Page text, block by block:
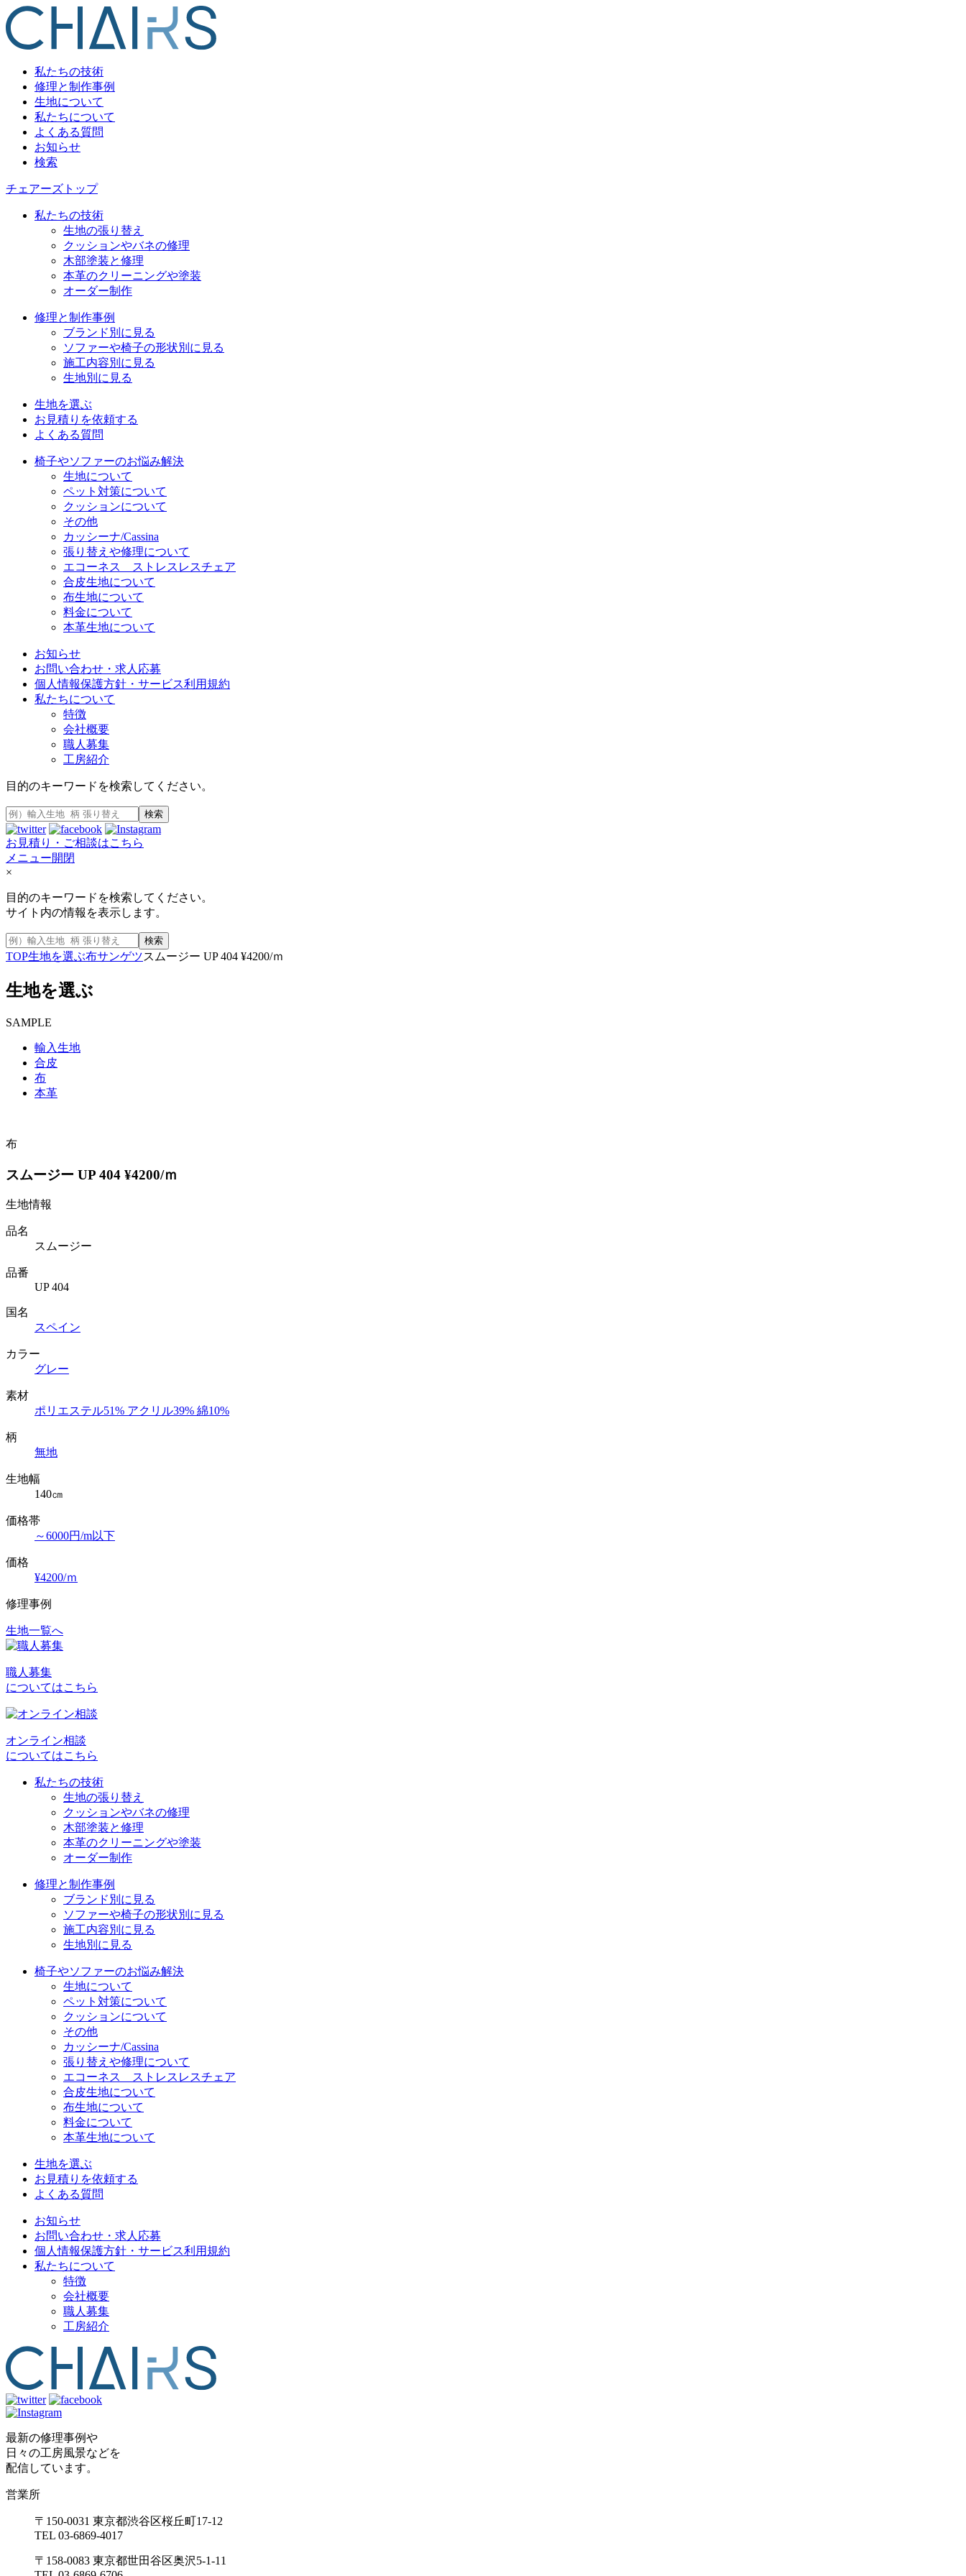
私たちの技術
修理と制作事例
生地について
私たちについて
よくある質問
お知らせ
検索
チェアーズトップ
私たちの技術
生地の張り替え
クッションやバネの修理
木部塗装と修理
本革のクリーニングや塗装
オーダー制作
修理と制作事例
ブランド別に見る
ソファーや椅子の形状別に見る
施工内容別に見る
生地別に見る
生地を選ぶ
お見積りを依頼する
よくある質問
椅子やソファーのお悩み解決
生地について
ペット対策について
クッションについて
その他
カッシーナ/Cassina
張り替えや修理について
エコーネス ストレスレスチェア
合皮生地について
布生地について
料金について
本革生地について
お知らせ
お問い合わせ・求人応募
個人情報保護方針・サービス利用規約
私たちについて
特徴
会社概要
職人募集
工房紹介
目的のキーワードを検索してください。
検索
お見積り・ご相談はこちら
メニュー開閉
×
目的のキーワードを検索してください。
サイト内の情報を表示します。
検索
TOP生地を選ぶ布サンゲツスムージー UP 404 ¥4200/ｍ
生地を選ぶ
SAMPLE
輸入生地
合皮
布
本革
布
スムージー UP 404 ¥4200/ｍ
生地情報
品名
スムージー
品番
UP 404
国名
スペイン
カラー
グレー
素材
ポリエステル51% アクリル39% 綿10%
柄
無地
生地幅
140㎝
価格帯
～6000円/m以下
価格
¥4200/ｍ
修理事例
投
ナ
ビ
ー
生地一覧へ
職人募集
についてはこちら
オンライン相談
についてはこちら
私たちの技術
生地の張り替え
クッションやバネの修理
木部塗装と修理
本革のクリーニングや塗装
オーダー制作
修理と制作事例
ブランド別に見る
ソファーや椅子の形状別に見る
施工内容別に見る
生地別に見る
椅子やソファーのお悩み解決
生地について
ペット対策について
クッションについて
その他
カッシーナ/Cassina
張り替えや修理について
エコーネス ストレスレスチェア
合皮生地について
布生地について
料金について
本革生地について
生地を選ぶ
お見積りを依頼する
よくある質問
お知らせ
お問い合わせ・求人応募
個人情報保護方針・サービス利用規約
私たちについて
特徴
会社概要
職人募集
工房紹介
最新の修理事例や
日々の工房風景などを
配信しています。
営業所
〒150-0031 東京都渋谷区桜丘町17-12
TEL 03-6869-4017
〒158-0083 東京都世田谷区奥沢5-1-11